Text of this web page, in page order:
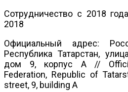
Сотрудничество с 2018
2018
Официальный адрес:
Республика Татарстан,
дом 9, корпус А //
Federation, Republic of
street, 9, building A